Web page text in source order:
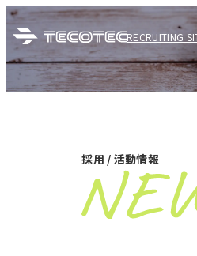
RECRUITING
採用 / 活動情報